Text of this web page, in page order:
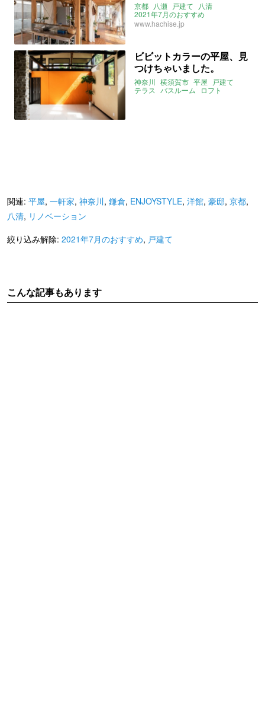
京都 八瀬 戸建て
八清
2021年7月のおすすめ
www.hachise.jp
ビビットカラーの平屋、見
つけちゃいました。
神奈川 横須賀市 平屋
戸建て
テラス
バスルーム
ロフト
関連: 平屋, 一軒家, 神奈川, 鎌倉, ENJOYSTYLE, 洋館, 豪邸, 京都,
八清, リノベーション
絞り込み解除: 2021年7月のおすすめ, 戸建て
こんな記事もあります